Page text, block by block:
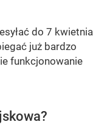
do 7 kwietnia
już bardzo
funkcjonowanie